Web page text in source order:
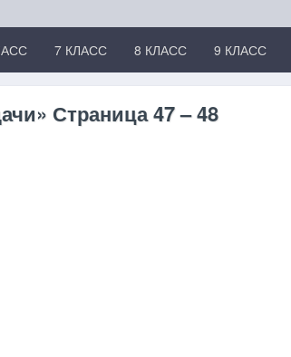
7 КЛАСС 8 КЛАСС 9 КЛАСС
Страница 47 – 48